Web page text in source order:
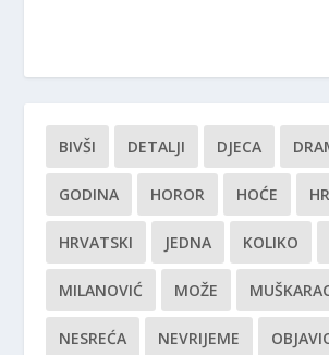
BIVŠI DETALJI DJECA
GODINA HOROR HOĆE
HRVATSKI JEDNA KOLIKO
MILANOVIĆ MOŽE
NESREĆA NEVRIJEME